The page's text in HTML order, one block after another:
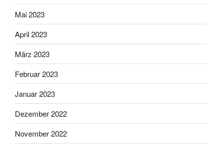
Mai 2023
April 2023
März 2023
Februar 2023
Januar 2023
Dezember 2022
November 2022